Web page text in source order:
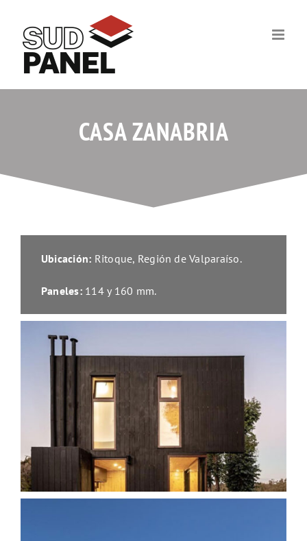
content
CASA ZANABRIA
Ubicación: Ritoque, Región de Valparaíso.
Paneles: 114 y 160 mm.